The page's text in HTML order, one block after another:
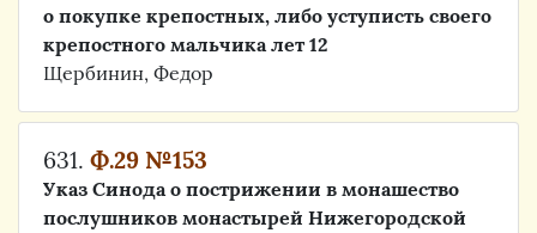
о покупке крепостных, либо уступисть своего
крепостного мальчика лет 12
Щербинин, Федор
631. Ф.29 №153
Указ Синода о пострижении в монашество
послушников монастырей Нижегородской